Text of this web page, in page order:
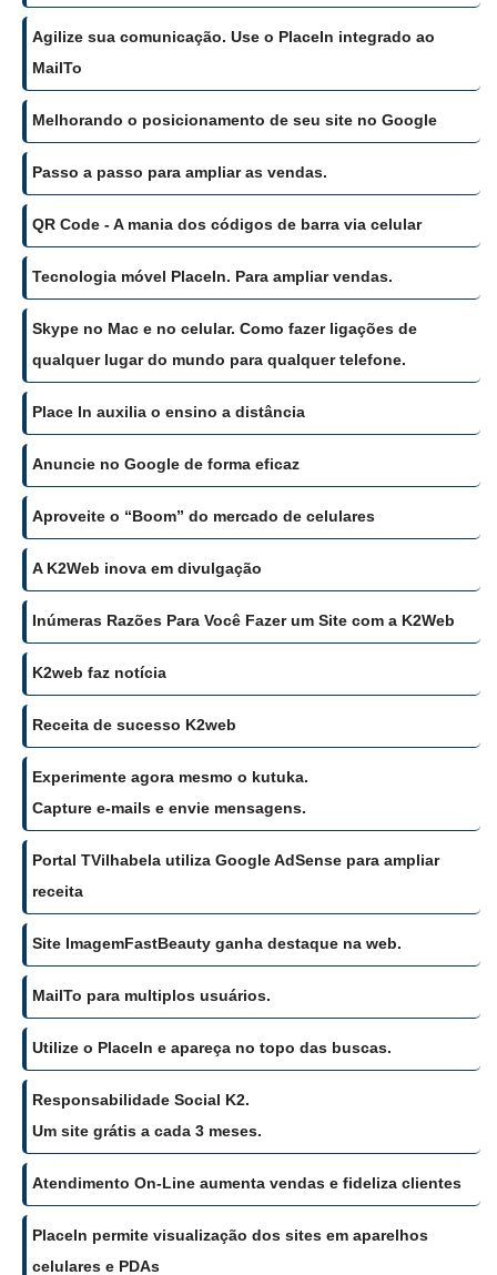
Agilize sua comunicação. Use o PlaceIn integrado ao
MailTo
Melhorando o posicionamento de seu site no Google
Passo a passo para ampliar as vendas.
QR Code - A mania dos códigos de barra via celular
Tecnologia móvel PlaceIn. Para ampliar vendas.
Skype no Mac e no celular. Como fazer ligações de
qualquer lugar do mundo para qualquer telefone.
Place In auxilia o ensino a distância
Anuncie no Google de forma eficaz
Aproveite o “Boom” do mercado de celulares
A K2Web inova em divulgação
Inúmeras Razões Para Você Fazer um Site com a K2Web
K2web faz notícia
Receita de sucesso K2web
Experimente agora mesmo o kutuka.
Capture e-mails e envie mensagens.
Portal TVilhabela utiliza Google AdSense para ampliar
receita
Site ImagemFastBeauty ganha destaque na web.
MailTo para multiplos usuários.
Utilize o PlaceIn e apareça no topo das buscas.
Responsabilidade Social K2.
Um site grátis a cada 3 meses.
Atendimento On-Line aumenta vendas e fideliza clientes
PlaceIn permite visualização dos sites em aparelhos
celulares e PDAs